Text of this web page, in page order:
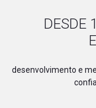
DESDE
desenvolvimento e